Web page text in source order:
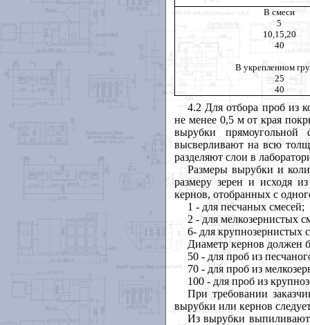
В смеси
5
10,15,20
40
В укрепленном
25
40
4.2 Для отбора проб из
не менее 0,5 м от края
вырубки
высверливают на всю
разделяют слои в
Размеры вырубки и
размеру зерен и исходя
кернов, отобранных с
1 - для песчаных смесей;
2 - для мелкозернистых
6- для крупнозернистых
Диаметр кернов должен
50 - для проб из
70 - для проб из
100 - для проб из
При требовании
вырубки или кернов
Из вырубки выпиливают